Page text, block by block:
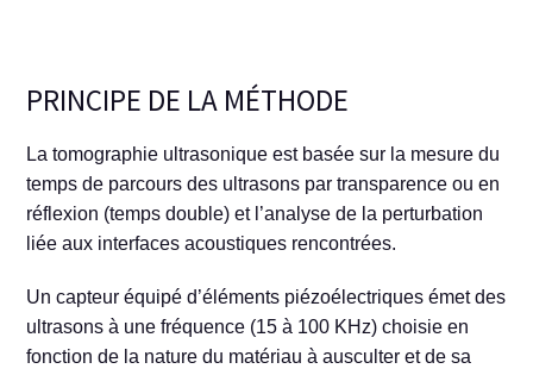
PRINCIPE DE LA MÉTHODE
La tomographie ultrasonique est basée sur la mesure du
temps de parcours des ultrasons par transparence ou en
réflexion (temps double) et l’analyse de la perturbation
liée aux interfaces acoustiques rencontrées.
Un capteur équipé d’éléments piézoélectriques émet des
ultrasons à une fréquence (15 à 100 KHz) choisie en
fonction de la nature du matériau à ausculter et de sa